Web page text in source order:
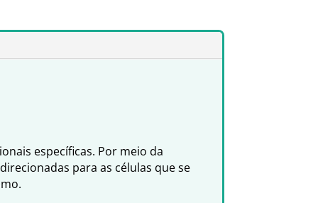
específicas. Por meio da
para as células que se